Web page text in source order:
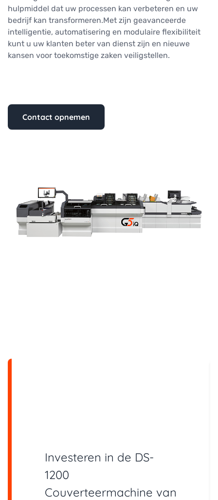
hulpmiddel dat uw processen kan verbeteren en uw
bedrijf kan transformeren.Met zijn geavanceerde
intelligentie, automatisering en modulaire flexibiliteit
kunt u uw klanten beter van dienst zijn en nieuwe
kansen voor toekomstige zaken veiligstellen.
Contact opnemen
Investeren in de DS-
1200
Couverteermachine van